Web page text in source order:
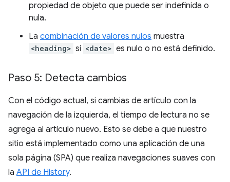
propiedad de objeto que puede ser indefinida o
nula.
La combinación de valores nulos muestra
<heading> si <date> es nulo o no está definido.
Paso 5: Detecta cambios
Con el código actual, si cambias de artículo con la
navegación de la izquierda, el tiempo de lectura no se
agrega al artículo nuevo. Esto se debe a que nuestro
sitio está implementado como una aplicación de una
sola página (SPA) que realiza navegaciones suaves con
la API de History.